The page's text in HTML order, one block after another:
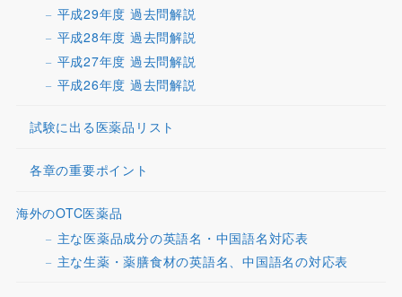
平成29年度 過去問解説
平成28年度 過去問解説
平成27年度 過去問解説
平成26年度 過去問解説
試験に出る医薬品リスト
各章の重要ポイント
海外のOTC医薬品
主な医薬品成分の英語名・中国語名対応表
主な生薬・薬膳食材の英語名、中国語名の対応表